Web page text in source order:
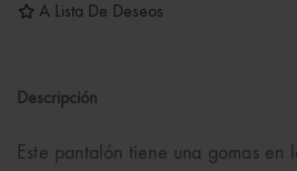
A Lista De Deseos
Descripción
Este pantalón tiene una gomas en